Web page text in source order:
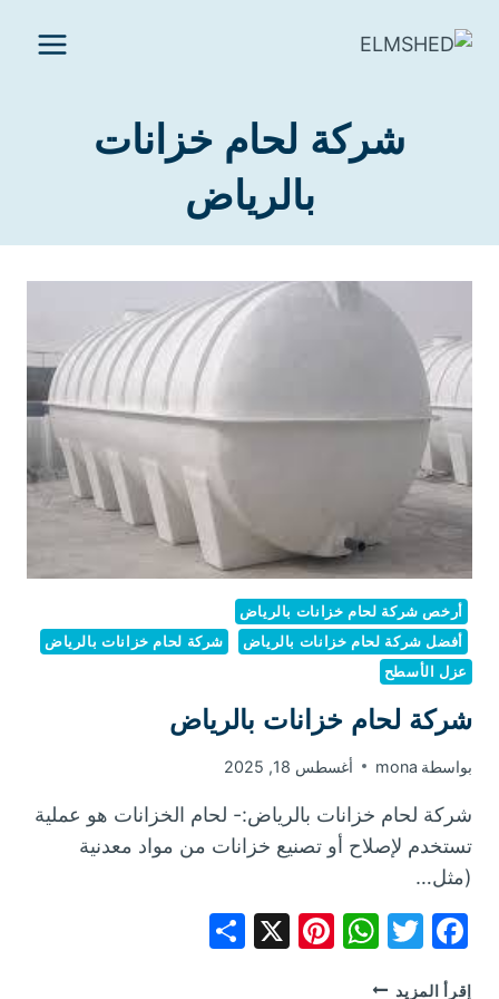
شركة لحام خزانات
بالرياض
أرخص شركة لحام خزانات بالرياض
أفضل شركة لحام خزانات بالرياض
شركة لحام خزانات بالرياض
عزل الأسطح
شركة لحام خزانات بالرياض
بواسطة mona أغسطس 18, 2025
شركة لحام خزانات بالرياض:- لحام الخزانات هو عملية
تستخدم لإصلاح أو تصنيع خزانات من مواد معدنية
(مثل…
Facebook
Twitter
WhatsApp
Pinterest
X
إقرأ المزيد شركة